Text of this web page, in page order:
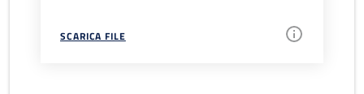
SCARICA FILE